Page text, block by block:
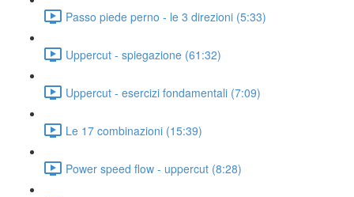
Passo piede perno - le 3 direzioni (5:33)
Uppercut - spiegazione (61:32)
Uppercut - esercizi fondamentali (7:09)
Le 17 combinazioni (15:39)
Power speed flow - uppercut (8:28)